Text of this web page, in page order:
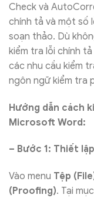
Check và
chính tả và một số
soạn thảo. Dù
kiểm tra lỗi chính
các nhu cầu kiểm
ngôn ngữ kiểm tra
Hướng dẫn cách
Microsoft Word:
– Bước 1: Thiết
Vào menu Tệp
(Proofing). Tại mục